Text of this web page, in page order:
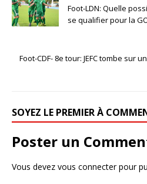
Foot-LDN: Quelle
se qualifier pour la
Foot-CDF- 8e tour: JEFC tombe sur
SOYEZ LE PREMIER À
Poster un
Vous devez vous connecterpour